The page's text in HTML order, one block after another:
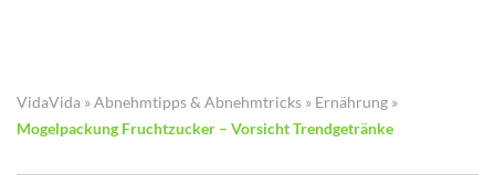
VidaVida »Abnehmtipps & Abnehmtricks » Ernährung »
Mogelpackung Fruchtzucker – Vorsicht Trendgetränke